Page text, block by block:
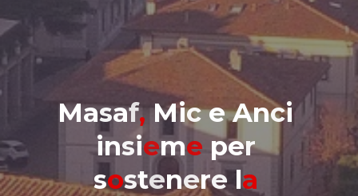
Masaf, Mic e Anci
insieme per
sostenere la